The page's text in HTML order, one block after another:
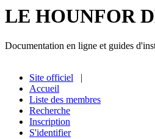
LE HOUNFOR
Documentation en ligne et guides
Site officiel |
Accueil
Liste des membres
Recherche
Inscription
S'identifier